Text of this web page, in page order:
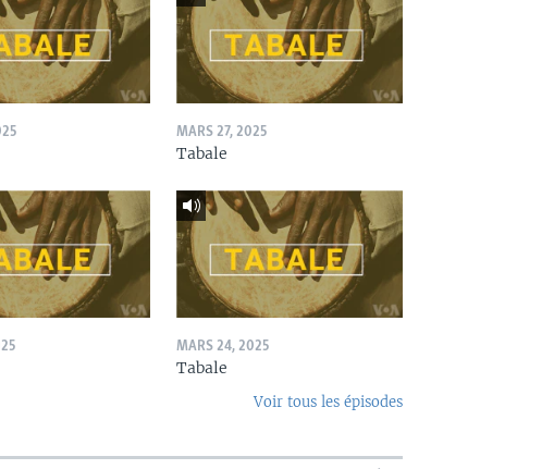
MARS 27, 2025
Tabale
MARS 24, 2025
Tabale
Voir tous les épisodes